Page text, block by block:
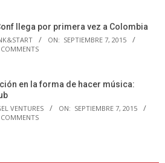
llega por primera vez a Colombia
ON: SEPTIEMBRE 7, 2015
en la forma de hacer música:
VENTURES ON: SEPTIEMBRE 7, 2015